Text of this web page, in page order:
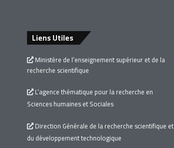
Liens Utiles
Ministère de l’enseignement supérieur et de la
recherche scientifique
L’agence thématique pour la recherche en
Sciences humaines et Sociales
Direction Générale de la recherche scientifique et
du développement technologique